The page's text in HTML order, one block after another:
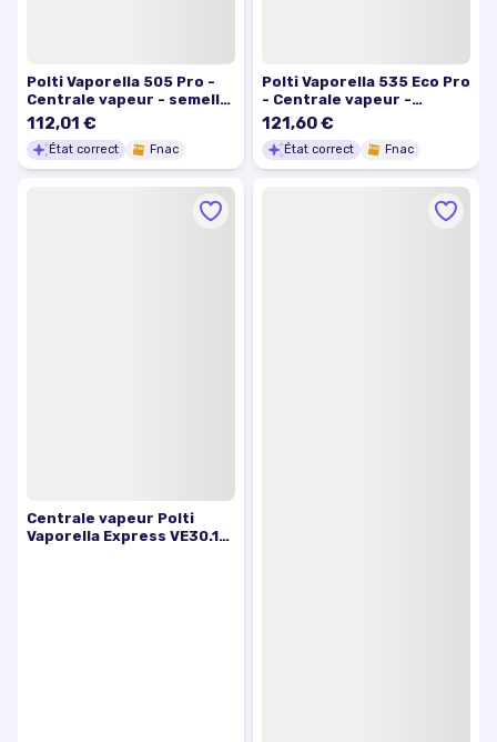
Polti Vaporella 505 Pro -
Centrale vapeur - semelle
: aluminium - 1750 Watt
112,01 €
État correct Fnac
Polti Vaporella 535 Eco Pro
- Centrale vapeur -
semelle : aluminium - 1750
Watt
121,60 €
État correct Fnac
Centrale vapeur Polti
Vaporella Express VE30.10